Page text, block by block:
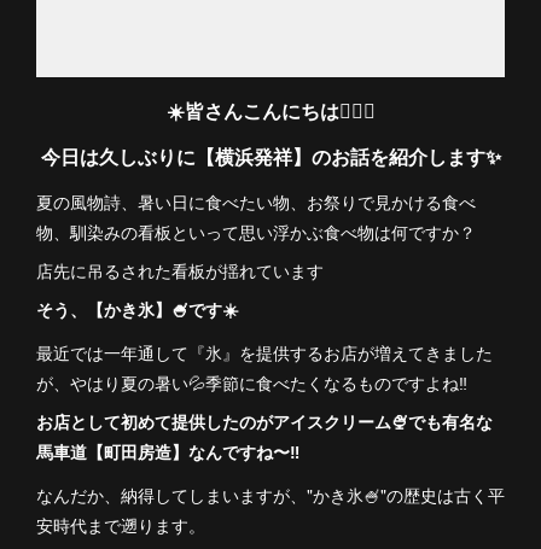
☀️皆さんこんにちは🙋🏻‍♀️
今日は久しぶりに【横浜発祥】のお話を紹介します✨
夏の風物詩、暑い日に食べたい物、お祭りで見かける食べ
物、馴染みの看板といって思い浮かぶ食べ物は何ですか？
店先に吊るされた看板が揺れています
そう、【かき氷】🍧です☀️
最近では一年通して『氷』を提供するお店が増えてきました
が、やはり夏の暑い💦季節に食べたくなるものですよね‼️
お店として初めて提供したのがアイスクリーム🍨でも有名な
馬車道【町田房造】なんですね〜‼️
なんだか、納得してしまいますが、"かき氷🍧"の歴史は古く平
安時代まで遡ります。